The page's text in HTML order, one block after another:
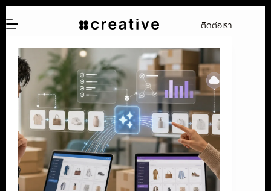
ไป
เนื้อหา
ติดต่อเรา